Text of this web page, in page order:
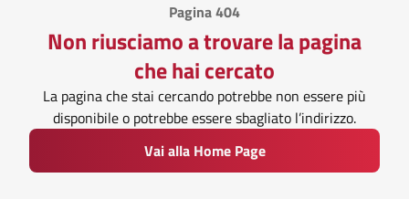
Pagina 404
Non riusciamo a trovare la pagina
che hai cercato
La pagina che stai cercando potrebbe non essere più
disponibile o potrebbe essere sbagliato l’indirizzo.
Vai alla Home Page